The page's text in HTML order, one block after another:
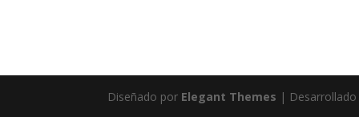
Diseñado por Elegant Themes |